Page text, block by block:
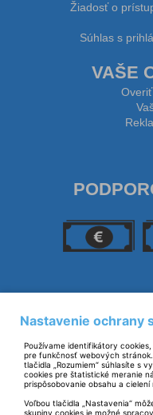
Žiadosť o
Súhlas s
VAŠE
Nastavenie ochrany
Používame identifikátory
pre funkčnosť webových
tlačidla „Rozumiem“ súhlasíte s
cookies pre štatistické meranie
prispôsobovanie obsahu a cielení
Voľbou tlačidla „Nastavenia“
skupiny cookies je možné